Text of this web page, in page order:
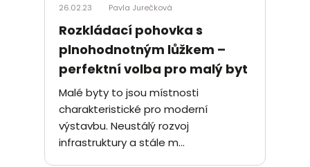
26.02.23 Pavla Jurečková
Rozkládací pohovka s
plnohodnotným lůžkem –
perfektní volba pro malý byt
Malé byty to jsou místnosti
charakteristické pro moderní
výstavbu. Neustálý rozvoj
infrastruktury a stále m...